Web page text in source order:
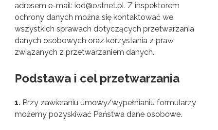
adresem e-mail: iod@ostnet.pl. Z inspektorem
ochrony danych można się kontaktować we
wszystkich sprawach dotyczących przetwarzania
danych osobowych oraz korzystania z praw
związanych z przetwarzaniem danych.
Podstawa i cel przetwarzania
1. Przy zawieraniu umowy/wypełnianiu formularzy
możemy pozyskiwać Państwa dane osobowe.